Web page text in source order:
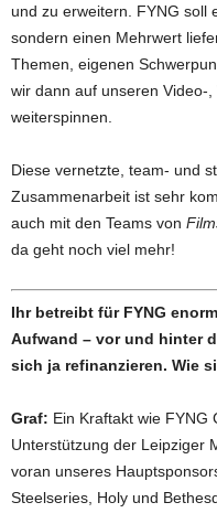
und zu erweitern. FYNG soll
sondern einen Mehrwert
Themen, eigenen
wir dann auf unseren Video-
weiterspinnen.
Diese vernetzte, team- und
Zusammenarbeit ist sehr
auch mit den Teams von
da geht noch viel mehr!
Ihr betreibt für FYNG
Aufwand – vor und hinter
sich ja refinanzieren. Wie
Graf: Ein Kraftakt wie FYNG
Unterstützung der Leipziger
voran unseres
Steelseries, Holy und